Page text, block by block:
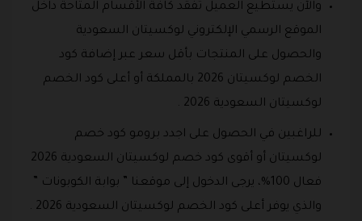
والآن يستطيع العميل تفقد كافة الأقسام المتاحة داخل
الموقع الرسمي الإلكتروني لوكسيتان السعودية
والحصول على المنتجات بأقل سعر عبر إضافة كود
الخصم لوكسيتان 2026 بالمملكة أو أعلى كود الخصم
لوكسيتان السعودية 2026 .
للراغبين في الحصول على اجدد برومو كود خصم
لوكسيتان أو أقوى كود خصم لوكسيتان السعودية 2026
فعال 100%، يرجى الدخول إلى موقعنا ” بوابة الكوبونات ”
والذي يوفر أعلى كود الخصم لوكسيتان السعودية 2026 .